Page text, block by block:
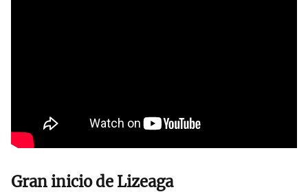
Gran inicio de Lizeaga